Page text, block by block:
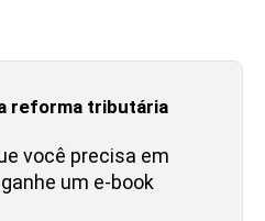
reforma tributária
você precisa em
um e-book